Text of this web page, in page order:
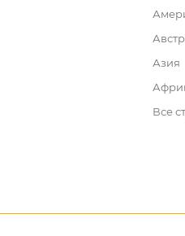
Азия
Все